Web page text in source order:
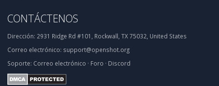
CONTÁCTENOS
Dirección: 2931 Ridge Rd #101, Rockwall, TX 75032, United States
Correo electrónico: support@openshot.org
Soporte: Correo electrónico · Foro · Discord